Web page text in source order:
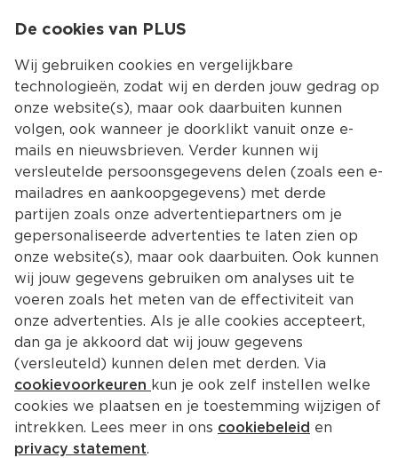
Kies jouw
Terug Producten
PLUS Carpaccio truffel kaas
pijnboompitten
De cookies van PLUS
Wij gebruiken cookies en vergelijkbare
technologieën, zodat wij en derden jouw gedrag op
onze website(s), maar ook daarbuiten kunnen
volgen, ook wanneer je doorklikt vanuit onze e-
mails en nieuwsbrieven. Verder kunnen wij
versleutelde persoonsgegevens delen (zoals een e-
mailadres en aankoopgegevens) met derde
partijen zoals onze advertentiepartners om je
gepersonaliseerde advertenties te laten zien op
onze website(s), maar ook daarbuiten. Ook kunnen
wij jouw gegevens gebruiken om analyses uit te
voeren zoals het meten van de effectiviteit van
onze advertenties. Als je alle cookies accepteert,
dan ga je akkoord dat wij jouw gegevens
(versleuteld) kunnen delen met derden. Via
cookievoorkeuren kun je ook zelf instellen welke
cookies we plaatsen en je toestemming wijzigen of
intrekken. Lees meer in ons cookiebeleid en
privacy statement.